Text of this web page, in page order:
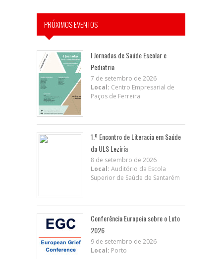
PRÓXIMOS EVENTOS
I Jornadas de Saúde Escolar e
Pediatria
7 de setembro de 2026
Local: Centro Empresarial de
Paços de Ferreira
1.º Encontro de Literacia em Saúde
da ULS Lezíria
8 de setembro de 2026
Local: Auditório da Escola
Superior de Saúde de Santarém
Conferência Europeia sobre o Luto
2026
9 de setembro de 2026
Local: Porto